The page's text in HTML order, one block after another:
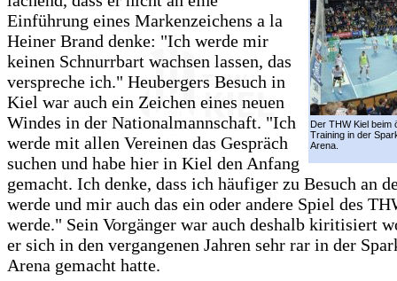
Der THW Kiel beim
Training in der
Arena.
Einführung eines Markenzeichens a la
Heiner Brand denke: "Ich werde mir
keinen Schnurrbart wachsen lassen, das
verspreche ich." Heubergers Besuch in
Kiel war auch ein Zeichen eines neuen
Windes in der Nationalmannschaft. "Ich
werde mit allen Vereinen das Gespräch
suchen und habe hier in Kiel den Anfang
gemacht. Ich denke, dass ich häufiger zu Besuch an
werde und mir auch das ein oder andere Spiel des
werde." Sein Vorgänger war auch deshalb kiritisiert
er sich in den vergangenen Jahren sehr rar in der
Arena gemacht hatte.